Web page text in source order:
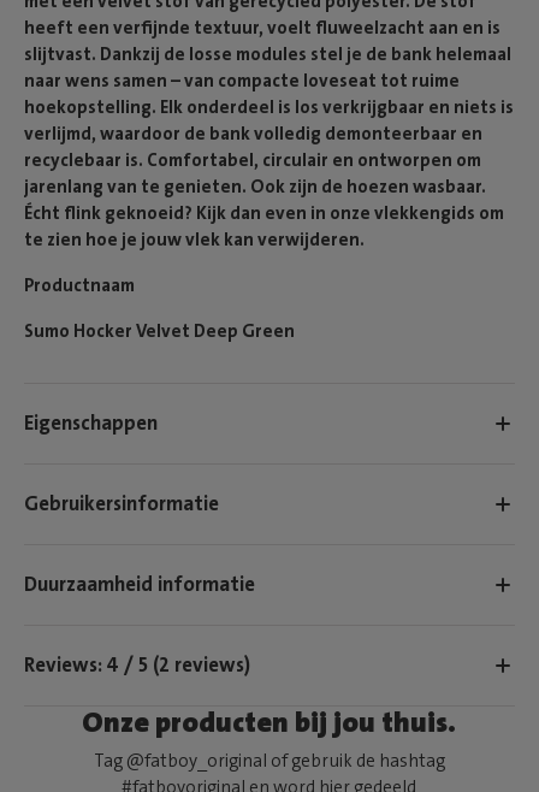
heeft een verfijnde textuur, voelt fluweelzacht aan en is
slijtvast. Dankzij de losse modules stel je de bank helemaal
naar wens samen – van compacte loveseat tot ruime
hoekopstelling. Elk onderdeel is los verkrijgbaar en niets is
verlijmd, waardoor de bank volledig demonteerbaar en
recyclebaar is. Comfortabel, circulair en ontworpen om
jarenlang van te genieten. Ook zijn de hoezen wasbaar.
Écht flink geknoeid? Kijk dan even in onze vlekkengids om
te zien hoe je jouw vlek kan verwijderen.
Productnaam
Sumo Hocker Velvet Deep Green
Eigenschappen
Gebruikersinformatie
Duurzaamheid informatie
Reviews: 4 / 5 (2 reviews)
Onze producten bij jou thuis.
Tag @fatboy_original of gebruik de hashtag
#fatboyoriginal en word hier gedeeld